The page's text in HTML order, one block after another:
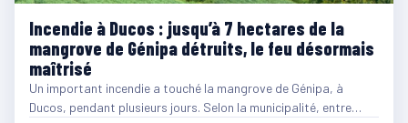
Incendie à Ducos : jusqu’à 7 hectares de la
mangrove de Génipa détruits, le feu désormais
maîtrisé
Un important incendie a touché la mangrove de Génipa, à
Ducos, pendant plusieurs jours. Selon la municipalité, entre…